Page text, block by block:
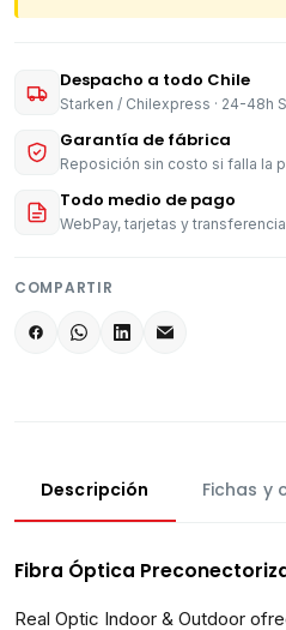
Despacho a todo Chile
Starken / Chilexpress · 24-48h
Garantía de fábrica
Reposición sin costo si falla la
Todo medio de pago
WebPay, tarjetas y transferencia
COMPARTIR
Descripción Fichas y
Fibra Óptica
Real Optic Indoor & Outdoor